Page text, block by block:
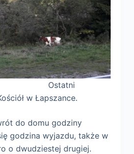
w Łapszance.
do domu godziny
godzina wyjazdu, także w
o dwudziestej drugiej.